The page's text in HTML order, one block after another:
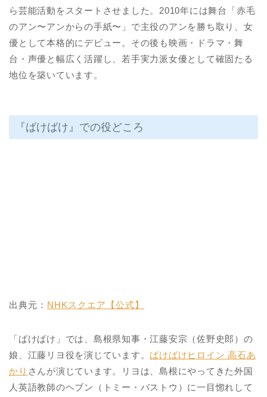
ら芸能活動をスタートさせました。2010年には舞台「赤毛
のアン〜アンからの手紙〜」で主役のアンを勝ち取り、女
優として本格的にデビュー。その後も映画・ドラマ・舞
台・声優と幅広く活躍し、若手実力派女優として確固たる
地位を築いています。
『ばけばけ』での役どころ
出典元： NHKスクエア【公式】
「ばけばけ」では、島根県知事・江藤安宗（佐野史郎）の
娘、江藤リヨ役を演じています。 ばけばけヒロイン 高石あ
かり さんが演じています。リヨは、島根にやってきた外国
人英語教師のヘブン（トミー・バストウ）に一目惚れして